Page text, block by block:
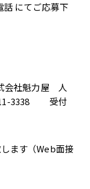
話 にてご応募下
社魁力屋 人
3338 受付
ます（Web面接